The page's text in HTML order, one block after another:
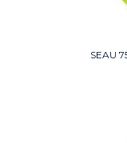
SEAU